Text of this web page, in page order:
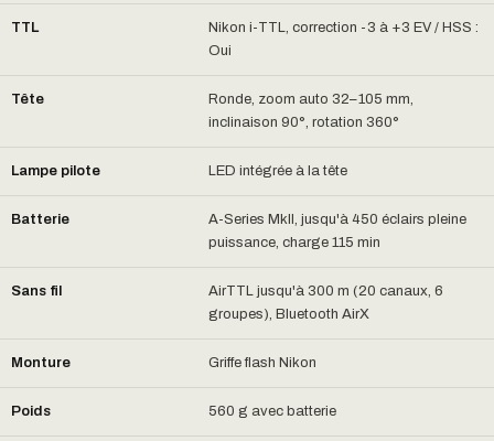
TTL
Nikon i-TTL, correction -3 à +3 EV / HSS :
Oui
Tête
Ronde, zoom auto 32–105 mm,
inclinaison 90°, rotation 360°
Lampe pilote LED intégrée à la tête
Batterie
A-Series MkII, jusqu'à 450 éclairs pleine
puissance, charge 115 min
Sans fil
AirTTL jusqu'à 300 m (20 canaux, 6
groupes), Bluetooth AirX
Monture Griffe flash Nikon
Poids 560 g avec batterie